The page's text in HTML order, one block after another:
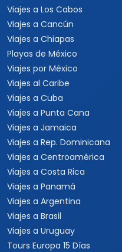
Viajes a Los Cabos
Viajes a Cancún
Viajes a Chiapas
Playas de México
Viajes por México
Viajes al Caribe
Viajes a Cuba
Viajes a Punta Cana
Viajes a Jamaica
Viajes a Rep. Dominicana
Viajes a Centroamérica
Viajes a Costa Rica
Viajes a Panamá
Viajes a Argentina
Viajes a Brasil
Viajes a Uruguay
Tours Europa 15 Días